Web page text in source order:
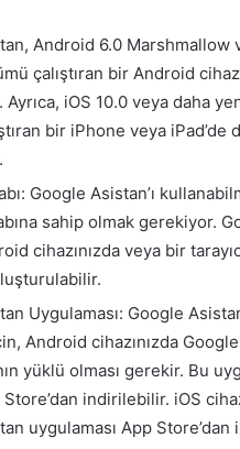
Android 6.0 Marshmallow
çalıştıran bir Android
Ayrıca, iOS 10.0 veya daha
bir iPhone veya iPad’de
Google Asistan’ı
sahip olmak gerekiyor.
cihazınızda veya bir
Uygulaması: Google
Android cihazınızda
yüklü olması gerekir. Bu
indirilebilir. iOS
uygulaması App